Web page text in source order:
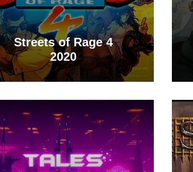
Streets of Rage 4
2020